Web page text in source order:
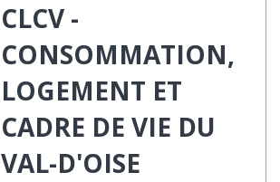
CLCV -
CONSOMMATION,
LOGEMENT ET
CADRE DE VIE DU
VAL-D'OISE